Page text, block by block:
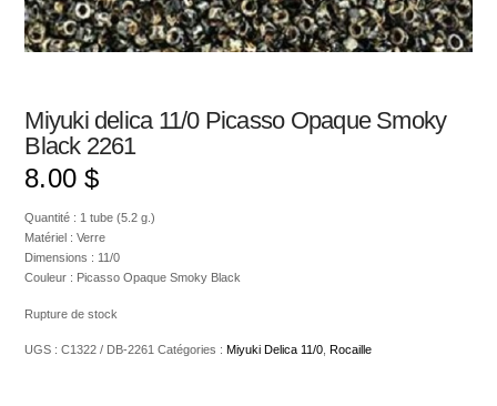
Miyuki delica 11/0 Picasso Opaque Smoky
Black 2261
8.00 $
Quantité : 1 tube (5.2 g.)
Matériel : Verre
Dimensions : 11/0
Couleur : Picasso Opaque Smoky Black
Rupture de stock
UGS :C1322 / DB-2261 Catégories :Miyuki Delica 11/0 ,Rocaille